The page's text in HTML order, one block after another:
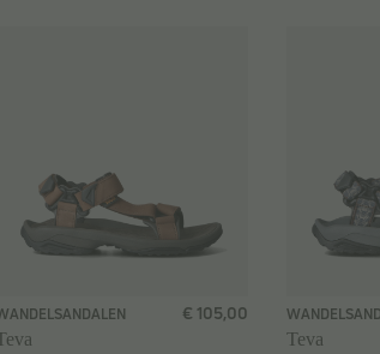
€ 105,00
Teva